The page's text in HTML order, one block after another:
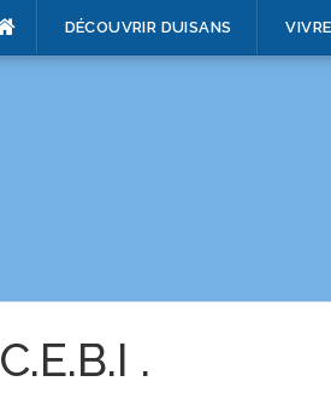
DÉCOUVRIR DUISANS
C.E.B.I .